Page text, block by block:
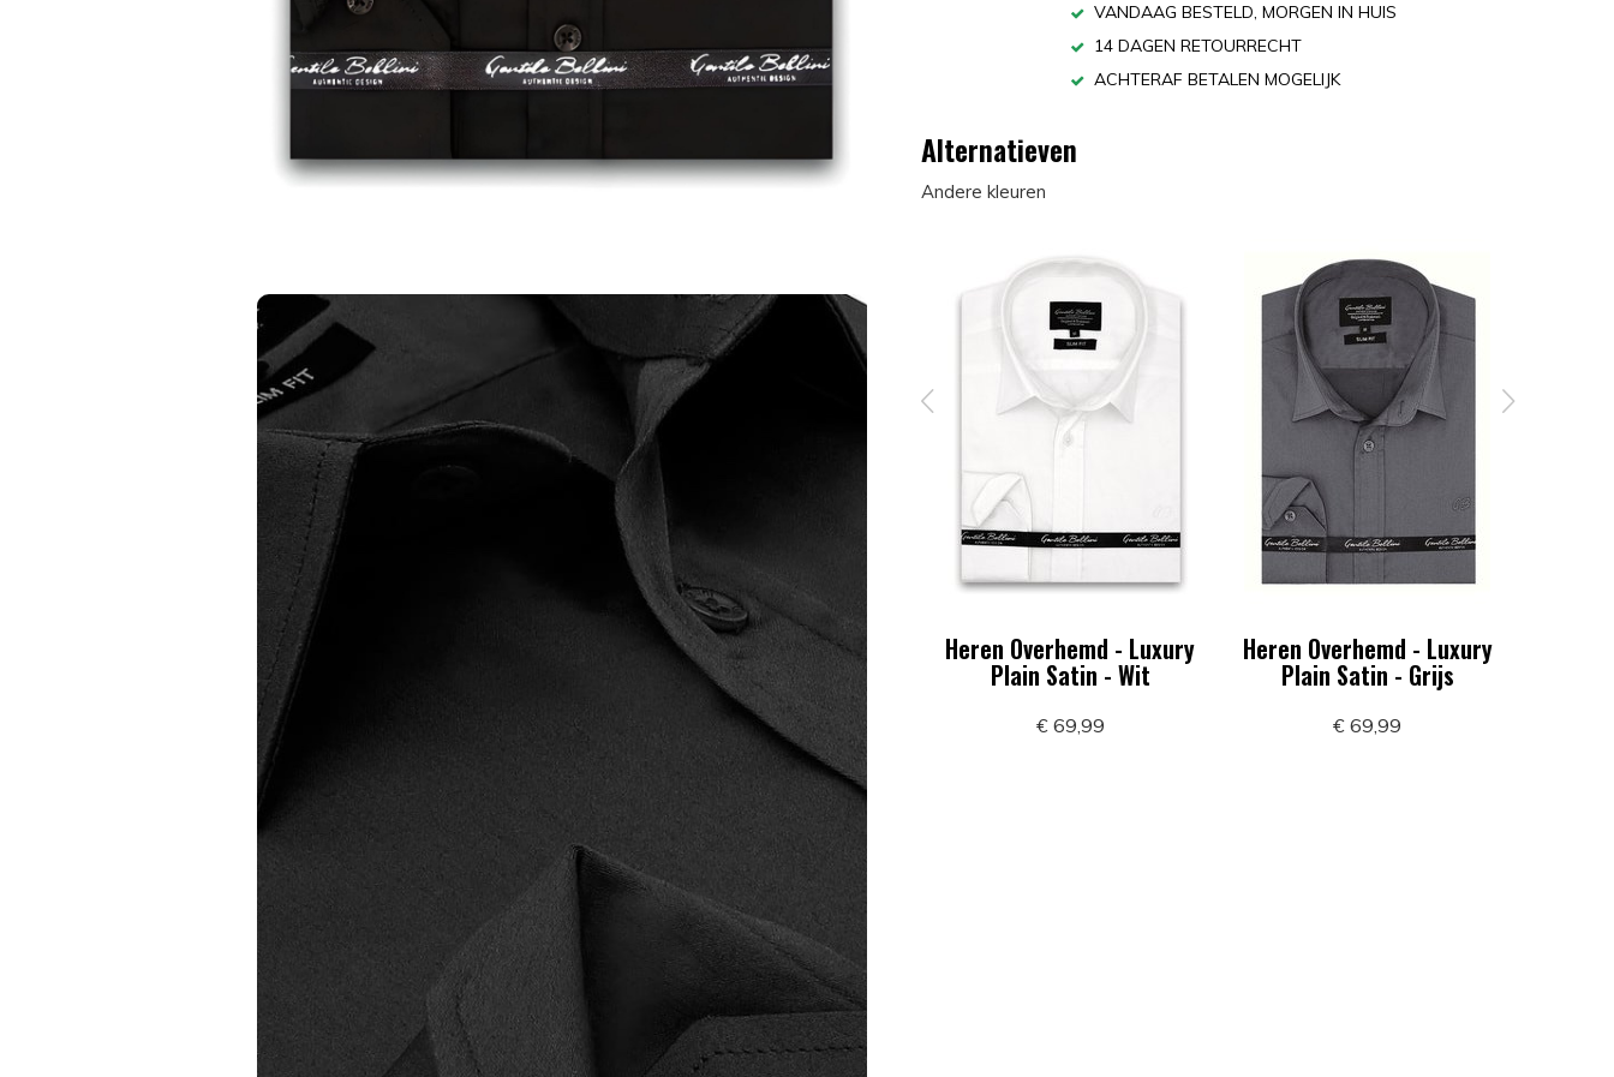
VANDAAG BESTELD, MORGEN IN HUIS
14 DAGEN RETOURRECHT
ACHTERAF BETALEN MOGELIJK
Alternatieven
Andere kleuren
Heren Overhemd - Luxury
Plain Satin - Paars
Heren Overhemd - Luxury
Plain Satin - Roze
€ 69,99
Heren Overhemd - Luxury
Plain Satin - Wit
€ 69,99
Heren Overhemd - Luxury
Plain Satin - Grijs
€ 69,99